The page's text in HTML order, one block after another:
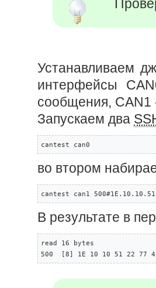
Устанавливаем
интерфейсы
сообщения, CAN1
Запускаем два
cantest can0
во втором
cantest can1
В результате в
read 16 bytes
500  [8] 1E 10 10 51 22 77